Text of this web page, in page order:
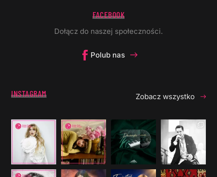
FACEBOOK
Dołącz do naszej społeczności.
Polub nas
INSTAGRAM Zobacz wszystko